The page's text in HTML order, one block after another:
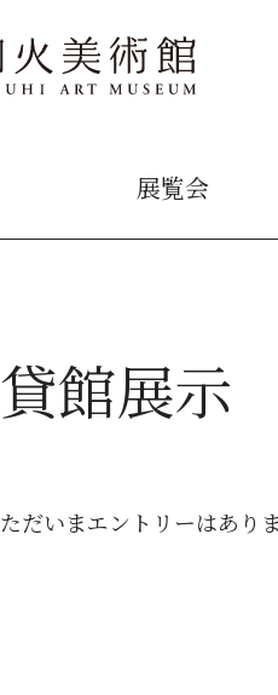
展覧会
貸館展示
ただいまエントリーはあり